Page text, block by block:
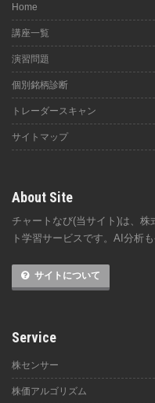
Home
講座一覧
演習問題
個別銘柄診断
トレーダースキャン
サイトマップ
About Site
チャートなび(当サイト)は、
ト学習サービスです。AI分析も
サイトについて
Service
株センサー
株価アルゴリズム